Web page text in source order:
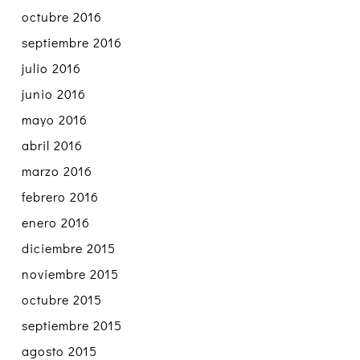
octubre 2016
septiembre 2016
julio 2016
junio 2016
mayo 2016
abril 2016
marzo 2016
febrero 2016
enero 2016
diciembre 2015
noviembre 2015
octubre 2015
septiembre 2015
agosto 2015